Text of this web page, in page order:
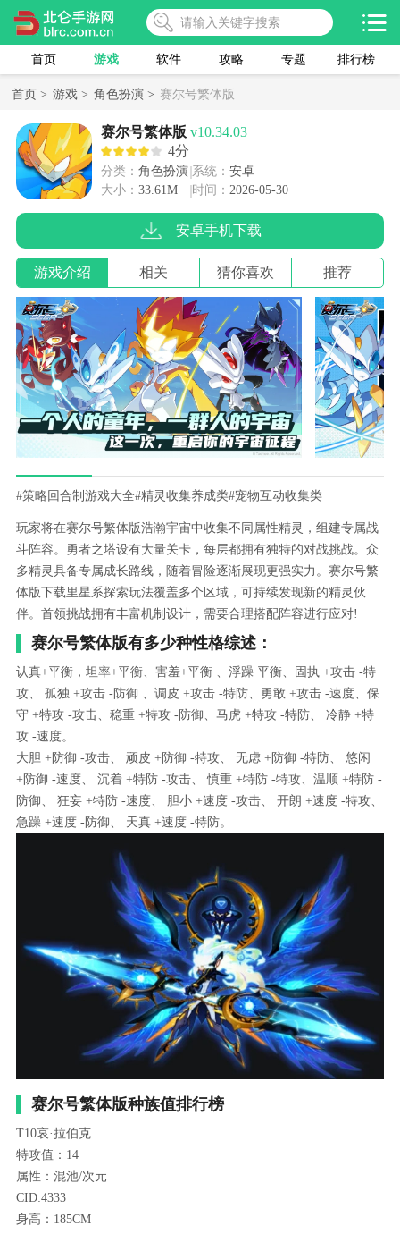
首页 游戏 软件 攻略 专题 排行榜
首页 > 游戏 > 角色扮演 > 赛尔号繁体版
赛尔号繁体版 v10.34.03
4分
分类： 角色扮演 系统： 安卓
大小： 33.61M 时间： 2026-05-30
安卓手机下载
游戏介绍 相关 猜你喜欢 推荐
#策略回合制游戏大全#精灵收集养成类#宠物互动收集类
玩家将在赛尔号繁体版浩瀚宇宙中收集不同属性精灵，组建专属战
斗阵容。勇者之塔设有大量关卡，每层都拥有独特的对战挑战。众
多精灵具备专属成长路线，随着冒险逐渐展现更强实力。赛尔号繁
体版下载里星系探索玩法覆盖多个区域，可持续发现新的精灵伙
伴。首领挑战拥有丰富机制设计，需要合理搭配阵容进行应对!
赛尔号繁体版有多少种性格综述：
认真+平衡，坦率+平衡、害羞+平衡 、浮躁 平衡、固执 +攻击 -特
攻、 孤独 +攻击 -防御 、调皮 +攻击 -特防、勇敢 +攻击 -速度、保
守 +特攻 -攻击、稳重 +特攻 -防御、马虎 +特攻 -特防、 冷静 +特
攻 -速度。
大胆 +防御 -攻击、 顽皮 +防御 -特攻、 无虑 +防御 -特防、 悠闲
+防御 -速度、 沉着 +特防 -攻击、 慎重 +特防 -特攻、温顺 +特防 -
防御、 狂妄 +特防 -速度、 胆小 +速度 -攻击、 开朗 +速度 -特攻、
急躁 +速度 -防御、 天真 +速度 -特防。
赛尔号繁体版种族值排行榜
T10哀·拉伯克
特攻值：14
属性：混池/次元
CID:4333
身高：185CM